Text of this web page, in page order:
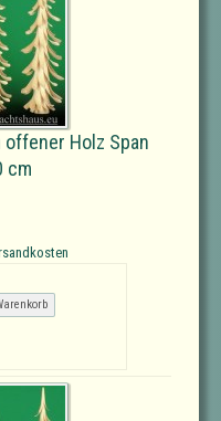
offener Holz Span
cm